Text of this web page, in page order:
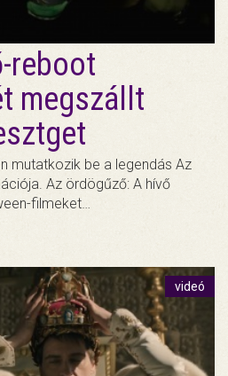
reboot
megszállt
mutatkozik be a legendás Az
Az ördögűző: A hívő
filmeket…
videó